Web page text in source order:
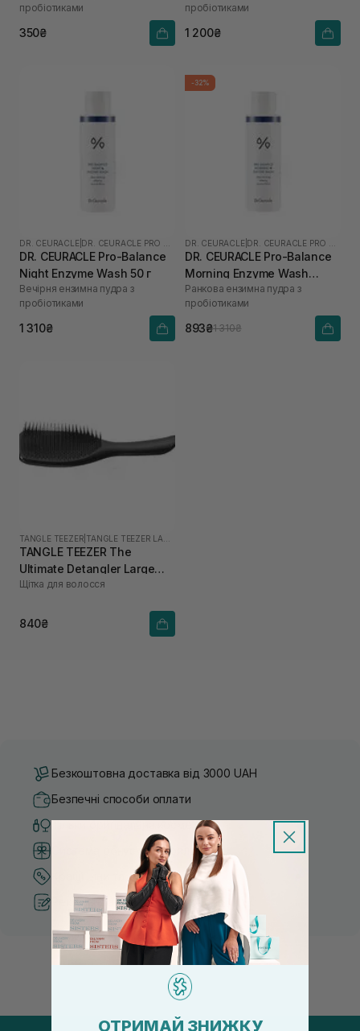
пробіотиками
350₴
пробіотиками
1 200₴
DR. CEURACLE
DR. CEURACLE Pro-Balance
Night Enzyme Wash 50 г
Вечірня ензимна пудра з
пробіотиками
1 310₴
-32%
DR. CEURACLE
DR. CEURACLE Pro-Balance
Morning Enzyme Wash
(термін до 01.27р.) 50 г
Ранкова ензимна пудра з
пробіотиками
893₴1 310₴
TANGLE TEEZER
TANGLE TEEZER The
Ultimate Detangler Large
Black Gloss
Щітка для волосся
840₴
Безкоштовна доставка від 3000 UAH
Безпечні способи оплати
Тільки оригінальна косметика
Система бонусів та лояльності
Кращі ціни та топ товари
Рекомендації від косметологів
ОТРИМАЙ ЗНИЖКУ